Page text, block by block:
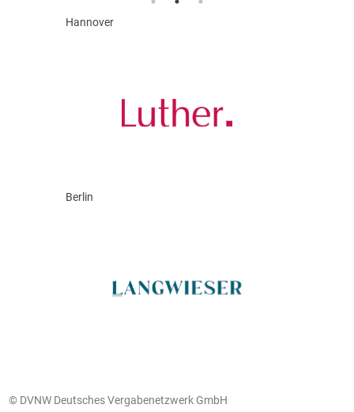
Hannover
Berlin
© DVNW Deutsches Vergabenetzwerk GmbH